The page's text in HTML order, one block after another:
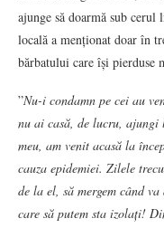
ajunge să doarmă sub cerul
locală a menționat doar în
bărbatului care își pierduse
”Nu-i condamn pe cei au
nu ai casă, de lucru,
meu, am venit acasă la
cauza epidemiei. Zilele
de la el, să mergem când
care să putem sta izolați!